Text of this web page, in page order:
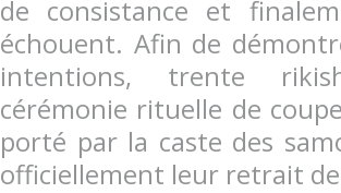
de consistance et
échouent. Afin de
intentions, trente
cérémonie rituelle de
porté par la caste des
officiellement leur retrait